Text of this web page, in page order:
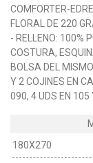
COMFORTER-
FLORAL DE 220
- RELLENO: 100%
COSTURA,
BOLSA DEL
Y 2 COJINES EN
090, 4 UDS EN
180X270